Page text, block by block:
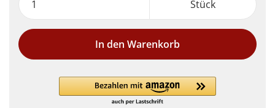
Stück
In den Warenkorb